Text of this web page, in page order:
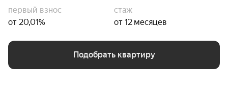
первый взнос
от 20,01%
стаж
от 12 месяцев
Подобрать квартиру